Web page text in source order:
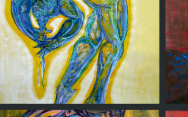
Dificil tener alas